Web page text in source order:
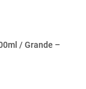
/ Grande –